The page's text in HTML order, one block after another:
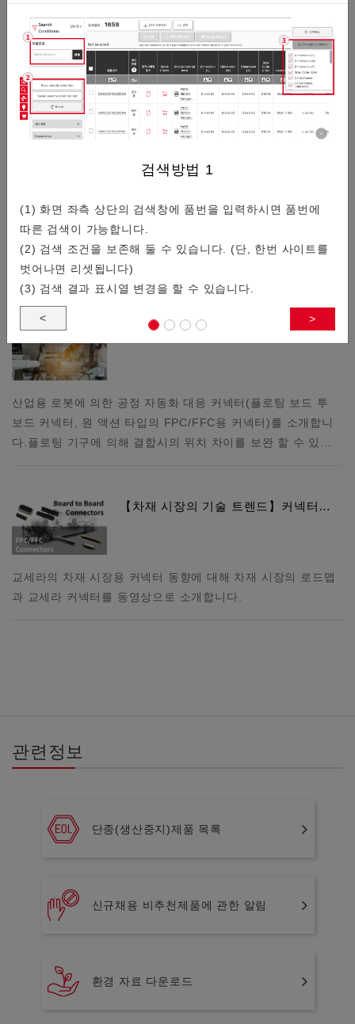
검색방법 1
(1) 화면 좌측 상단의 검색창에 품번을 입력하시면 품번에
따른 검색이 가능합니다.
(2) 검색 조건을 보존해 둘 수 있습니다. (단, 한번 사이트를
벗어나면 리셋됩니다)
(3) 검색 결과 표시열 변경을 할 수 있습니다.
< >
/3
커넥터기술적 정보 일람
0.3mm 피치/저배, 공간 절약, 높은 견…
스마트폰이나 웨어러블 디바이스를 타겟으로 0.3mm 피치의 기
판 대 기판 커넥터를 소개합니다.
자동 조립 대응 커넥터 특집
산업용 로봇에 의한 공정 자동화 대응 커넥터(플로팅 보드 투
보드 커넥터, 원 액션 타입의 FPC/FFC용 커넥터)를 소개합니
다. 플로팅 기구에 의해 결합시의 위치 차이를 보완 할 수 있…
【차재 시장의 기술 트렌드】커넥터…
교세라의 차재 시장용 커넥터 동향에 대해 차재 시장의 로드맵
과 교세라 커넥터를 동영상으로 소개합니다.
관련정보
단종(생산중지)제품 목록
신규채용 비추천제품에 관한 알림
환경 자료 다운로드